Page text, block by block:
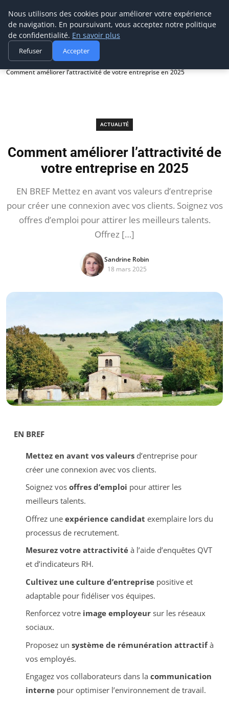
Prospection Pro
Accueil
Actualité
Comment améliorer l’attractivité de votre entreprise en 2025
ACTUALITÉ
Comment améliorer l’attractivité de
votre entreprise en 2025
EN BREF Mettez en avant vos valeurs d’entreprise
pour créer une connexion avec vos clients. Soignez vos
offres d’emploi pour attirer les meilleurs talents.
Offrez […]
Sandrine Robin
18 mars 2025
EN BREF
Mettez en avant vos valeursd’entreprise pour
créer une connexion avec vos clients.
Soignez vos offres d’emploi pour attirer les
meilleurs talents.
Offrez une expérience candidat exemplaire lors du
processus de recrutement.
Mesurez votre attractivitéà l’aide d’enquêtes QVT
et d’indicateurs RH.
Cultivez une culture d’entreprisepositive et
adaptable pour fidéliser vos équipes.
Renforcez votre image employeursur les réseaux
sociaux.
Proposez un système de rémunération attractifà
vos employés.
Engagez vos collaborateurs dans la communication
internepour optimiser l’environnement de travail.
Nous utilisons des cookies pour améliorer votre expérience
de navigation. En poursuivant, vous acceptez notre politique
de confidentialité. En savoir plus
Refuser Accepter